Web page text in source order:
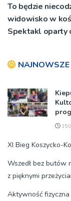
To będzie
widowisko w
Spektakl oparty
NAJNOWSZE
XI Bieg Koszycko-
Wszedł bez butów
z pięknymi
Aktywność